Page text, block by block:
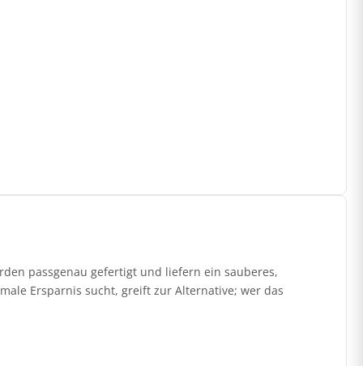
passgenau gefertigt und liefern ein sauberes,
Ersparnis sucht, greift zur Alternative; wer das